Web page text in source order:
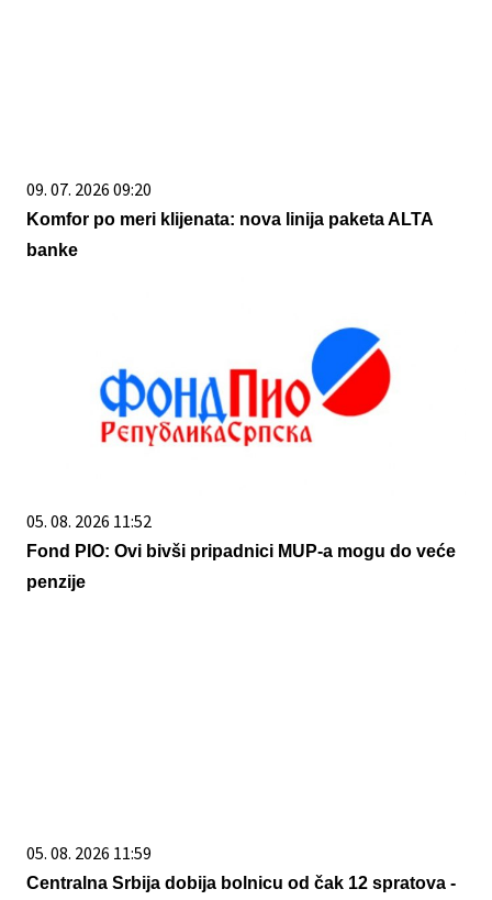
09. 07. 2026 09:20
Komfor po meri klijenata: nova linija paketa ALTA
banke
05. 08. 2026 11:52
Fond PIO: Ovi bivši pripadnici MUP-a mogu do veće
penzije
05. 08. 2026 11:59
Centralna Srbija dobija bolnicu od čak 12 spratova -